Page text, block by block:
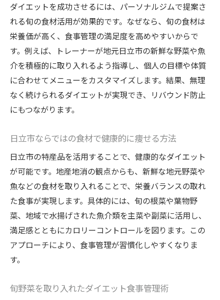
ダイエットを成功させるには、パーソナルジムで提案さ
れる旬の食材活用が効果的です。なぜなら、旬の食材は
栄養価が高く、食事管理の満足度を高めやすいからで
す。例えば、トレーナーが地元日立市の新鮮な野菜や魚
介を積極的に取り入れるよう指導し、個人の目標や体質
に合わせてメニューをカスタマイズします。結果、無理
なく続けられるダイエットが実現でき、リバウンド防止
にもつながります。
日立市ならではの食材で健康的に痩せる方法
日立市の特産品を活用することで、健康的なダイエット
が可能です。地産地消の観点からも、新鮮な地元野菜や
魚などの食材を取り入れることで、栄養バランスの取れ
た食事が実現します。具体的には、旬の根菜や葉物野
菜、地域で水揚げされた魚介類を主菜や副菜に活用し、
満足感とともにカロリーコントロールを図ります。この
アプローチにより、食事管理が習慣化しやすくなりま
す。
旬野菜を取り入れたダイエット食事管理術